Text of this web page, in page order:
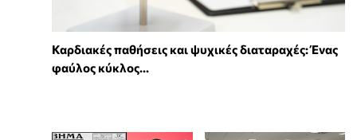
Καρδιακές παθήσεις και ψυχικές διαταραχές: Ένας
φαύλος κύκλος...